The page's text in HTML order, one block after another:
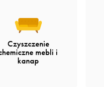
Czyszczenie
mebli i
kanap